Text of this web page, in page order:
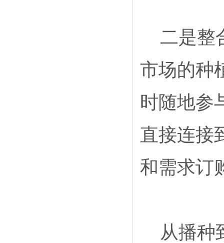
二是整
市场的种
时随地参
直接连接
和需求订
从播种